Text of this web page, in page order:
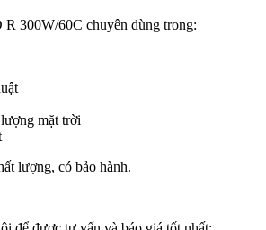
300W/60C chuyên dùng trong:
mặt trời
lượng, có bảo hành.